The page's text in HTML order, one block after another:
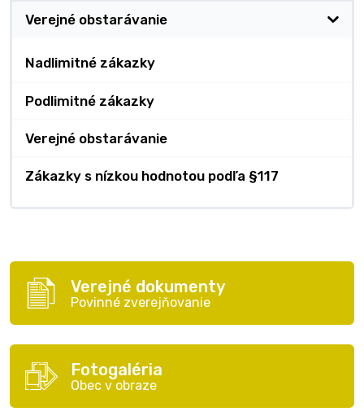
Verejné obstarávanie
Nadlimitné zákazky
Podlimitné zákazky
Verejné obstarávanie
Zákazky s nízkou hodnotou podľa §117
Verejné dokumenty
Povinné zverejňovanie
Fotogaléria
Obec v obraze